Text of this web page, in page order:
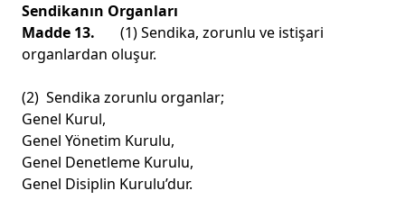
Sendikanın Organları
Madde 13. (1) Sendika, zorunlu ve istişari
organlardan oluşur.
(2) Sendika zorunlu organlar;
Genel Kurul,
Genel Yönetim Kurulu,
Genel Denetleme Kurulu,
Genel Disiplin Kurulu’dur.